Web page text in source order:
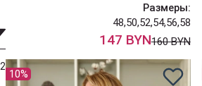
Размеры:
48,50,52,54,56,58
147 BYN160 BYN
10%